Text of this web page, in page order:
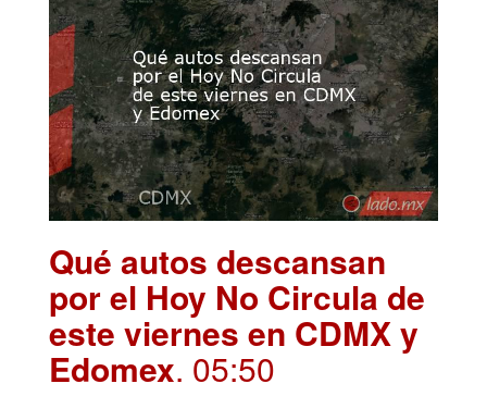
Qué autos descansan
por el Hoy No Circula de
este viernes en CDMX y
Edomex. 05:50